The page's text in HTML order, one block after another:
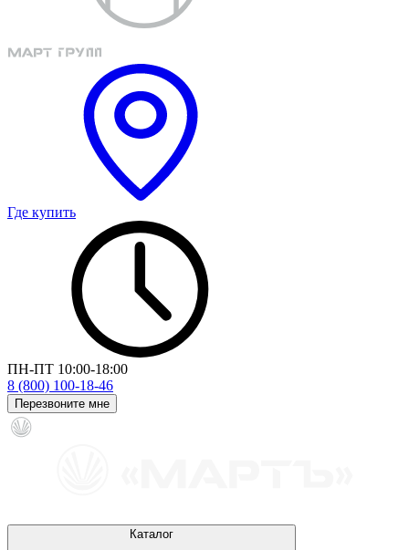
Где купить
ПН-ПТ 10:00-18:00
8 (800) 100-18-46
Перезвоните мне
Каталог